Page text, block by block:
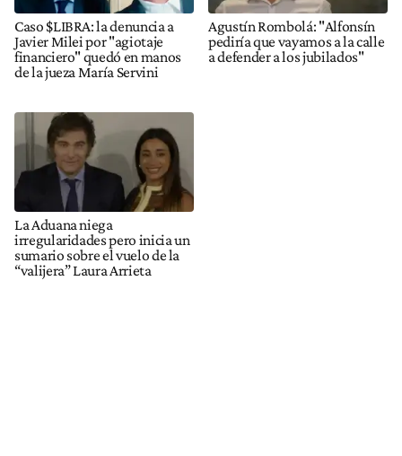
Caso $LIBRA: la denuncia a
Javier Milei por "agiotaje
financiero" quedó en manos
de la jueza María Servini
Agustín Rombolá: "Alfonsín
pediría que vayamos a la calle
a defender a los jubilados"
La Aduana niega
irregularidades pero inicia un
sumario sobre el vuelo de la
“valijera” Laura Arrieta